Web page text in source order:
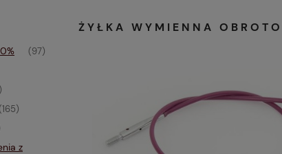
(97)
z
ŻYŁKA WYMIENNA